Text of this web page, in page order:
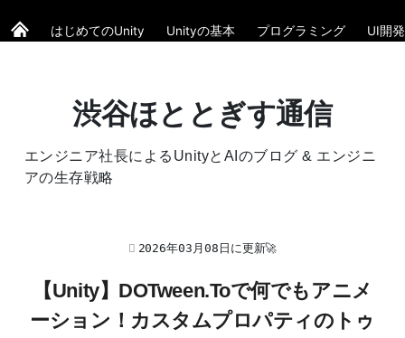
はじめてのUnity Unityの基本 プログラミング UI開発
渋谷ほととぎす通信
エンジニア社長によるUnityとAIのブログ & エンジニ
アの生存戦略
2026年03月08日に更新🚀
【Unity】DOTween.Toで何でもアニメ
ーション！カスタムプロパティのトゥ